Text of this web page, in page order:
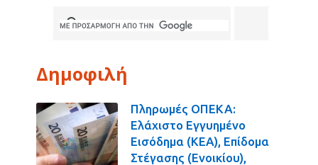
Δημοφιλή
Πληρωμές ΟΠΕΚΑ:
Ελάχιστο Εγγυημένο
Εισόδημα (ΚΕΑ), Επίδομα
Στέγασης (Ενοικίου),